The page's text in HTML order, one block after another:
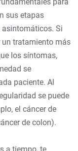
sus etapas
Si
un tratamiento más
los síntomas,
se
paciente. Al
se puede
el cáncer de
de colon).